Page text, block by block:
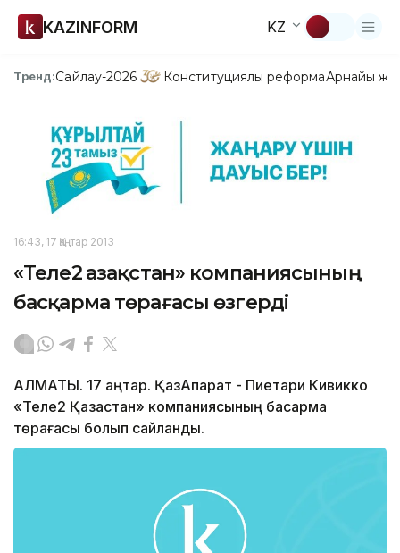
KAZINFORM KZ
Тренд:Сайлау-2026 Конституциялық реформаАрнайы
16:43, 17 Қаңтар 2013
«Теле2 Қазақстан» компаниясының
басқарма төрағасы өзгерді
АЛМАТЫ. 17 қаңтар. ҚазАқпарат - Пиетари Кивикко
«Теле2 Қазақстан» компаниясының басқарма
төрағасы болып сайланды.